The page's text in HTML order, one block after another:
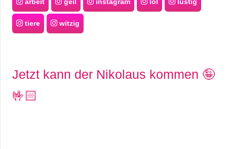
tiere witzig
Jetzt kann der Nikolaus kommen 🤪
🤟🏻